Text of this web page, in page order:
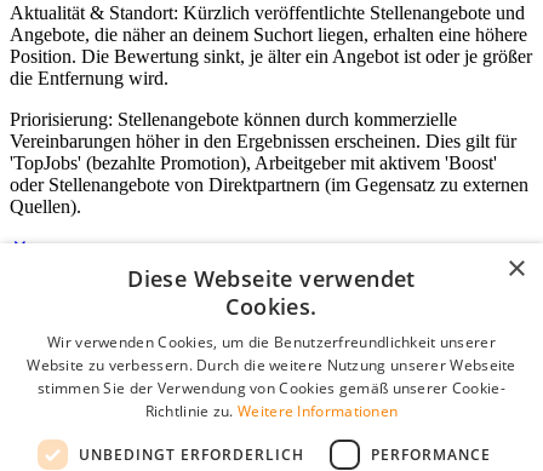
Aktualität & Standort: Kürzlich veröffentlichte Stellenangebote und
Angebote, die näher an deinem Suchort liegen, erhalten eine höhere
Position. Die Bewertung sinkt, je älter ein Angebot ist oder je größer
die Entfernung wird.
Priorisierung: Stellenangebote können durch kommerzielle
Vereinbarungen höher in den Ergebnissen erscheinen. Dies gilt für
'TopJobs' (bezahlte Promotion), Arbeitgeber mit aktivem 'Boost'
oder Stellenangebote von Direktpartnern (im Gegensatz zu externen
Quellen).
Login für Unternehmen
E-Mail*
Passwort
Angemeldet bleiben
Passwort vergessen?
×
Diese Webseite verwendet
Cookies.
Wir verwenden Cookies, um die Benutzerfreundlichkeit unserer
Website zu verbessern. Durch die weitere Nutzung unserer Webseite
stimmen Sie der Verwendung von Cookies gemäß unserer Cookie-
Richtlinie zu. Weitere Informationen
UNBEDINGT ERFORDERLICH PERFORMANCE